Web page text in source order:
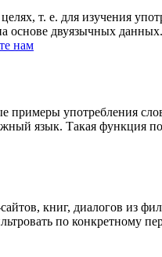
т. е. для изучения
основе двуязычных
нам
употребления
язык. Такая функция
книг, диалогов из
по конкретному